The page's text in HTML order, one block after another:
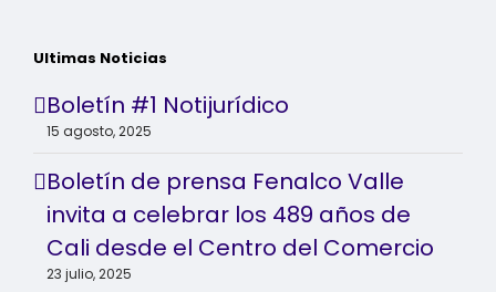
Ultimas Noticias
Boletín #1 Notijurídico
15 agosto, 2025
Boletín de prensa Fenalco Valle
invita a celebrar los 489 años de
Cali desde el Centro del Comercio
23 julio, 2025